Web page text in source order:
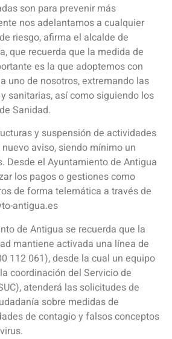
son para prevenir más
nos adelantamos a cualquier
riesgo, afirma el alcalde de
que recuerda que la medida de
es la que adoptemos con
uno de nosotros, extremando las
sanitarias, así como siguiendo los
Sanidad.
y suspensión de actividades
aviso, siendo mínimo un
Desde el Ayuntamiento de Antigua
los pagos o gestiones como
de forma telemática a través de
antigua.es
de Antigua se recuerda que la
mantiene activada una línea de
112 061), desde la cual un equipo
coordinación del Servicio de
atenderá las solicitudes de
sobre medidas de
de contagio y falsos conceptos